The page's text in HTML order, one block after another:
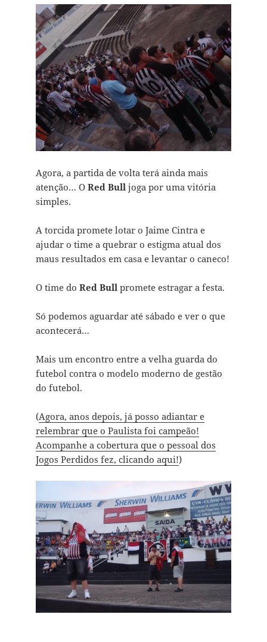
Agora, a partida de volta terá ainda mais
atenção… O Red Bull joga por uma vitória
simples.
A torcida promete lotar o Jaime Cintra e
ajudar o time a quebrar o estigma atual dos
maus resultados em casa e levantar o caneco!
O time do Red Bull promete estragar a festa.
Só podemos aguardar até sábado e ver o que
acontecerá…
Mais um encontro entre a velha guarda do
futebol contra o modelo moderno de gestão
do futebol.
(Agora, anos depois, já posso adiantar e
relembrar que o Paulista foi campeão!
Acompanhe a cobertura que o pessoal dos
Jogos Perdidos fez, clicando aqui!)